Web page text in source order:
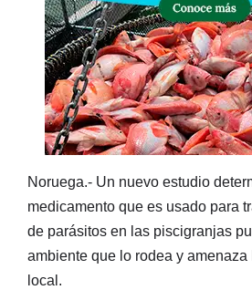
Noruega.- Un nuevo estudio
medicamento que es usado para
de parásitos en las piscigranjas
ambiente que lo rodea y
local.